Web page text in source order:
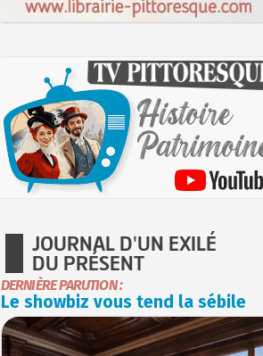
JOURNAL D'UN EXILÉ
DU PRÉSENT
DERNIÈRE PARUTION :
Le showbiz vous tend la sébile